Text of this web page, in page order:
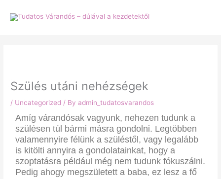
Szülés utáni nehézségek
/ Uncategorized / Byadmin_tudatosvarandos
Amíg várandósak vagyunk, nehezen tudunk a
szülésen túl bármi másra gondolni. Legtöbben
valamennyire félünk a szüléstől, vagy legalább
is kitölti annyira a gondolatainkat, hogy a
szoptatásra például még nem tudunk fókuszálni.
Pedig ahogy megszületett a baba, ez lesz a fő